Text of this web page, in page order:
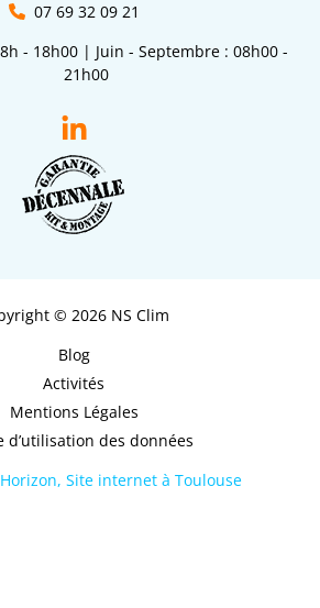
07 69 32 09 21
- 18h00 | Juin - Septembre : 08h00 -
21h00
© 2026 NS Clim
Blog
Activités
Mentions Légales
d’utilisation des données
Horizon, Site internet à Toulouse